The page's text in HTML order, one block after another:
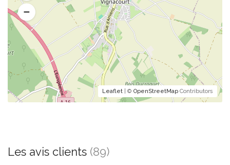
Leaflet | © OpenStreetMap Contributors
Les avis clients (89)